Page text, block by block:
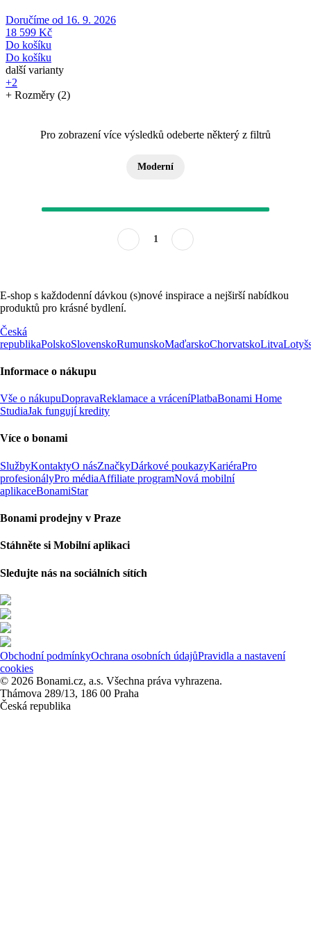
Doručíme od 16. 9. 2026
18 599 Kč
Do košíku
Do košíku
další varianty
+2
+ Rozměry (2)
Pro zobrazení více výsledků odeberte některý z filtrů
Moderní
1
E-shop s každodenní dávkou (s)nové inspirace a nejširší nabídkou
produktů pro krásné bydlení.
Česká
republikaPolskoSlovenskoRumunskoMaďarskoChorvatskoLitva
Informace o nákupu
Vše o nákupuDopravaReklamace a vráceníPlatbaBonami Home
StudiaJak fungují kredity
Více o bonami
SlužbyKontaktyO násZnačkyDárkové poukazyKariéraPro
profesionályPro médiaAffiliate programNová mobilní
aplikaceBonamiStar
Bonami prodejny v Praze
Stáhněte si Mobilní aplikaci
Sledujte nás na sociálních sítích
Obchodní podmínkyOchrana osobních údajůPravidla a nastavení
cookies
© 2026 Bonami.cz, a.s. Všechna práva vyhrazena.
Thámova 289/13, 186 00 Praha
Česká republika